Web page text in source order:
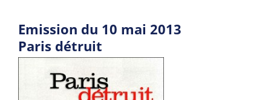
Emission du 10 mai 2013
Paris détruit